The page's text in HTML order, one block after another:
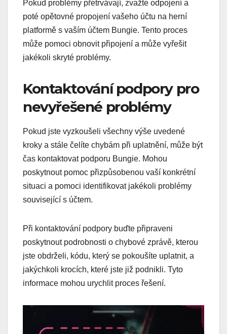
Pokud problémy přetrvávají, zvažte odpojení a
poté opětovné propojení vašeho účtu na herní
platformě s vaším účtem Bungie. Tento proces
může pomoci obnovit připojení a může vyřešit
jakékoli skryté problémy.
Kontaktování podpory pro
nevyřešené problémy
Pokud jste vyzkoušeli všechny výše uvedené
kroky a stále čelíte chybám při uplatnění, může být
čas kontaktovat podporu Bungie. Mohou
poskytnout pomoc přizpůsobenou vaší konkrétní
situaci a pomoci identifikovat jakékoli problémy
související s účtem.
Při kontaktování podpory buďte připraveni
poskytnout podrobnosti o chybové zprávě, kterou
jste obdrželi, kódu, který se pokoušíte uplatnit, a
jakýchkoli krocích, které jste již podnikli. Tyto
informace mohou urychlit proces řešení.